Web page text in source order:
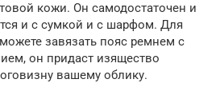
кожи. Он самодостаточен и
и с сумкой и с шарфом. Для
завязать пояс ремнем с
он придаст изящество
вашему облику.